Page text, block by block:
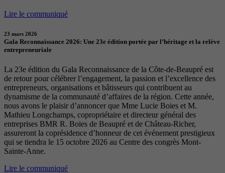
Lire le communiqué
23 mars 2026
Gala Reconnaissance 2026: Une 23e édition portée par l’héritage et la relève
entrepreneuriale
La 23e édition du Gala Reconnaissance de la Côte-de-Beaupré est
de retour pour célébrer l’engagement, la passion et l’excellence des
entrepreneurs, organisations et bâtisseurs qui contribuent au
dynamisme de la communauté d’affaires de la région. Cette année,
nous avons le plaisir d’annoncer que Mme Lucie Boies et M.
Mathieu Longchamps, copropriétaire et directeur général des
entreprises BMR R. Boies de Beaupré et de Château-Richer,
assureront la coprésidence d’honneur de cet événement prestigieux
qui se tiendra le 15 octobre 2026 au Centre des congrès Mont-
Sainte-Anne.
Lire le communiqué